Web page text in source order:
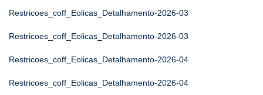
Restricoes_coff_Eolicas_Detalhamento-2026-03
Restricoes_coff_Eolicas_Detalhamento-2026-03
Restricoes_coff_Eolicas_Detalhamento-2026-04
Restricoes_coff_Eolicas_Detalhamento-2026-04